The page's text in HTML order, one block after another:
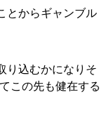
とからギャンブル
り込むかになりそ
この先も健在する